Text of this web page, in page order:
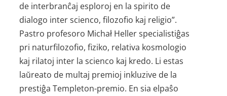
de interbranĉaj esploroj en la spirito de
dialogo inter scienco, filozofio kaj religio”.
Pastro profesoro Michał Heller specialistiĝas
pri naturfilozofio, fiziko, relativa kosmologio
kaj rilatoj inter la scienco kaj kredo. Li estas
laŭreato de multaj premioj inkluzive de la
prestiĝa Templeton-premio. En sia elpaŝo